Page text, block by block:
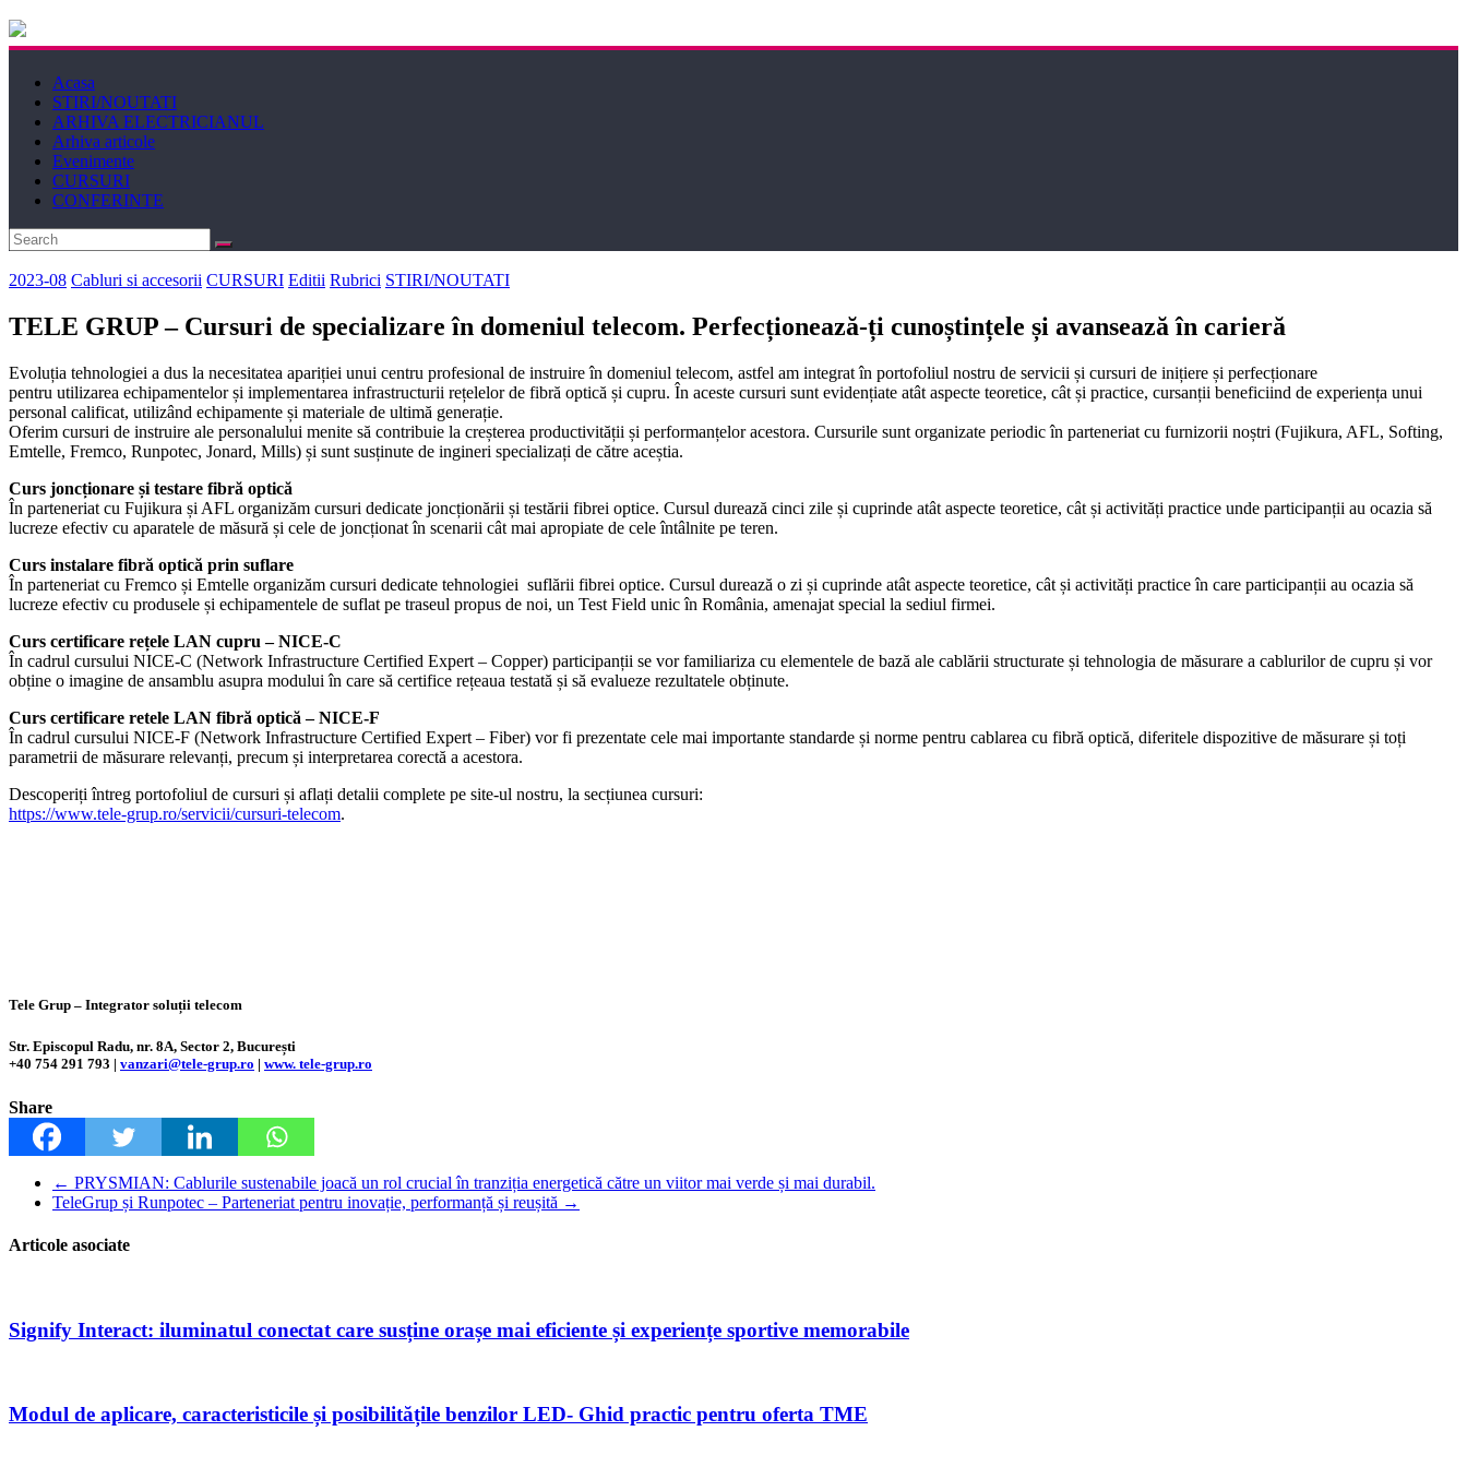
Electricianul
Revista
Electricianul
Acasa
STIRI/NOUTATI
ARHIVA ELECTRICIANUL
Arhiva articole
Evenimente
CURSURI
CONFERINTE
2023-08 Cabluri si accesorii CURSURI Editii Rubrici STIRI/NOUTATI
TELE GRUP – Cursuri de specializare în domeniul telecom. Perfecționează-ți cunoștințele și avansează în carieră
Evoluția tehnologiei a dus la necesitatea apariției unui centru profesional de instruire în domeniul telecom, astfel am integrat în portofoliul nostru de servicii și cursuri de inițiere și perfecționare
pentru utilizarea echipamentelor și implementarea infrastructurii rețelelor de fibră optică și cupru. În aceste cursuri sunt evidențiate atât aspecte teoretice, cât și practice, cursanții beneficiind de experiența unui
personal calificat, utilizând echipamente și materiale de ultimă generație.
Oferim cursuri de instruire ale personalului menite să contribuie la creșterea productivității și performanțelor acestora. Cursurile sunt organizate periodic în parteneriat cu furnizorii noștri (Fujikura, AFL, Softing,
Emtelle, Fremco, Runpotec, Jonard, Mills) și sunt susținute de ingineri specializați de către aceștia.
Curs joncționare și testare fibră optică
În parteneriat cu Fujikura și AFL organizăm cursuri dedicate joncționării și testării fibrei optice. Cursul durează cinci zile și cuprinde atât aspecte teoretice, cât și activități practice unde participanții au ocazia să
lucreze efectiv cu aparatele de măsură și cele de joncționat în scenarii cât mai apropiate de cele întâlnite pe teren.
Curs instalare fibră optică prin suflare
În parteneriat cu Fremco și Emtelle organizăm cursuri dedicate tehnologiei suflării fibrei optice. Cursul durează o zi și cuprinde atât aspecte teoretice, cât și activități practice în care participanții au ocazia să
lucreze efectiv cu produsele și echipamentele de suflat pe traseul propus de noi, un Test Field unic în România, amenajat special la sediul firmei.
Curs certificare rețele LAN cupru – NICE-C
În cadrul cursului NICE-C (Network Infrastructure Certified Expert – Copper) participanții se vor familiariza cu elementele de bază ale cablării structurate și tehnologia de măsurare a cablurilor de cupru și vor
obține o imagine de ansamblu asupra modului în care să certifice rețeaua testată și să evalueze rezultatele obținute.
Curs certificare retele LAN fibră optică – NICE-F
În cadrul cursului NICE-F (Network Infrastructure Certified Expert – Fiber) vor fi prezentate cele mai importante standarde și norme pentru cablarea cu fibră optică, diferitele dispozitive de măsurare și toți
parametrii de măsurare relevanți, precum și interpretarea corectă a acestora.
Descoperiți întreg portofoliul de cursuri și aflați detalii complete pe site-ul nostru, la secțiunea cursuri:
https://www.tele-grup.ro/servicii/cursuri-telecom.
Tele Grup – Integrator soluții telecom
Str. Episcopul Radu, nr. 8A, Sector 2, București
+40 754 291 793 | vanzari@tele-grup.ro | www. tele-grup.ro
Share
← PRYSMIAN: Cablurile sustenabile joacă un rol crucial în tranziția energetică către un viitor mai verde și mai durabil.
TeleGrup și Runpotec – Parteneriat pentru inovație, performanță și reușită →
Articole asociate
Signify Interact: iluminatul conectat care susține orașe mai eficiente și experiențe sportive memorabile
Modul de aplicare, caracteristicile și posibilitățile benzilor LED- Ghid practic pentru oferta TME